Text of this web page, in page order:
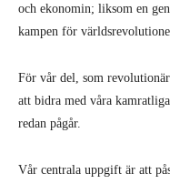
och ekonomin; liksom en
kampen för
För vår del, som
att bidra med våra
redan pågår.
Vår centrala uppgift är att